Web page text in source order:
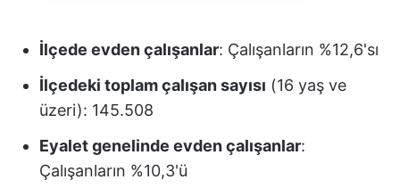
İlçede evden çalışanlar: Çalışanların %12,6'sı
İlçedeki toplam çalışan sayısı (16 yaş ve
üzeri): 145.508
Eyalet genelinde evden çalışanlar:
Çalışanların %10,3'ü